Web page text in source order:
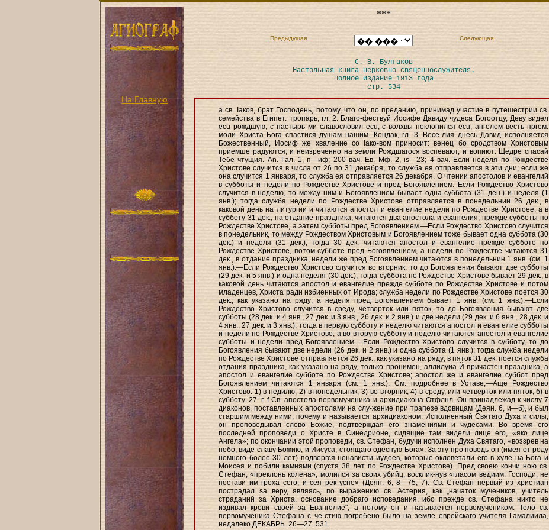
На Главную
***
Предыдущая Следующая
С. В. Булгаков
Настольная книга церковно-священнослужителя.
Полное издание 1913 года
стр. 534
а св. Іаков, брат Господень, потому, что он, по преданию, принимад участие в путешестрии св.
семейства в Египет. тропарь, гл. 2. Благо-фествуй Иосифе Давиду чудеса Богоотцу, Деву видел
ecu рождшую, с пастырь ми славословил ecu, с волхвы поклонился ecu, ангелом весть пргем:
моли Христа Бога спастися душам нашим. Кондак, гл. 3. Весе-лия днесь Давид исполняется
Божественный, Иосиф же хваление со Іако-вом приносит: венец бо сродством Христовым
приемше радуются, и неизреченно на земли Рождшагося воспевают, и вопиют: Щедре спасай
Тебе чтущия. An. Гал. 1, п—иф; 200 вач. Ев. Мф. 2, is—23; 4 вач. Если неделя по Рождестве
Христове случится в числа от 26 по 31 декабря, то служба ея отправляется в эти дни; если же
она случится 1 января, то служба ея отправляется 26 декабря. О чтении апостолов и евангелий
в субботы и недели по Рождестве Христове и пред Богоявлением. Если Рождество Христово
случится в неделю, то между ним и Богоявлением бывает одна суббота (31 ден.) и неделя (1
янв.); тогда служба недели по Рождестве Христове отправляется в понедельнии 26 дек., в
каковой день на литургии и читаются апостол и евангелие недели по Рождестве Христоее; а в
субботу 31 дек., на отдание праздника, читаются два апостола и евангелия, прежде субботы по
Рождестве Христове, a эатем субботы пред Богоявлением.—Если Рождество Христово случится
в понедельник, то между Рождеством Христовым и Богоявлением тоже бывает одна суббота (30
дек.) и неделя (31 дек.); тогда 30 дек. читаются апостол и евангелие прежде субботе по
Рождестве Христове, потом субботе пред Богоявлением, а недели по Рождестве читаются 31
дек., в отдание праздника, недели же пред Богоявлением читаются в понедельнин 1 янв. (см. 1
янв.).—Если Рождество Христово случится во вторник, то до Богоявления бывают две субботы
(29 дек. и 5 янв.) и одна неделя (30 дек.); тогда суббота по Рождестве Христове бывает 29 дек., в
каковой день читаются апостол и евангелие прежде субботе по Рождестве Христове и потом
младенцев, Христа ради избиенных от Ирода; служба недели по Рождестве Христове поется 30
дек., как указано на ряду; a неделя пред Богоявлением бывает 1 янв. (см. 1 янв.).—Если
Рождество Христово случится в среду, четверток или пяток, то до Богоявления бывают две
субботы (28 дек. и 4 янв., 27 дек. и 3 янв., 26 дек. и 2 янв.) и две недели (29 дек. и 6 янв., 28 дек. и
4 янв., 27 дек. и 3 янв.); тогда в первую субботу и неделю читаются апостол и евангелие субботы
и недели по Рождестве Христове, а во вторую субботу и неделю читаются апостол и евангелие
субботы и недели пред Богоявлением.—Если Рождество Христово случится в субботу, то до
Богоявления бывают две недели (26 дек. и 2 янв.) и одна суббота (1 янв.); тогда служба недели
по Рождестве Христове отправляется 26 дек., как указано на ряду; в пяток 31 дек. поется служба
отдания праздника, как указано на ряду, только пронимен, аллилуиа Й причастен праздника, а
апостол и евангелие субботе по Рождестве Христове; апостол же и евангелие суббот пред
Богоявлением читаются 1 января (см. 1 янв.). См. подробнее в Уставе,—Аще Рождество
Христово: 1) в недилю, 2) в понедельник, 3) во вторник, 4) в среду, или четверток или пяток, б) в
субботу. 27. г. f Св. апостола первомученика и архидиакона Отфлнл. Он принадлежад к числу 7
диаконов, поставленных апостолами на слу-жение при трапезе вдовицам (Деян. 6, и—б), и был
старшим между ними, почему и называется архидиаконом. Исполненный Святаго Духа и силы,
он проповедывал слово Божие, подтверждая его знамениями и чудесами. Во время его
последней проповеди о Христе в Синедрионе, сидящие там видели лице его, «яко лице
Ангела»; по окончании этой проповеди, св. Стефан, будучи исполнен Духа Святаго, «воззрев на
небо, виде славу Божию, и Иисуса, стоящаго одесную Бога». За эту про поведь он (имея от роду
немного более 30 лет) подвергся ненависти иудеев, которые оклеветали его в хуле на Бога и
Моисея и побили камнями (спустя 38 лет по Рождестве Христове). Пред своею кончи ною св.
Стефан, «преклонь колена», молился за своих убийц, восклик-нув «гласом ведиим: Господи, не
постави им греха сего; и сея рек успе» (Деян. 6, 8—75, 7). Св. Стефан первый из христиан
пострадал sa веру, являясь, по выражению св. Астерия, как „начаток мучеников, учитель
страданий за Христа, основание добраго исповедания, ибо прежде св. Стефана никто не
издивал крови своей за Евангелие", а потому он и называется первомучеником. Тело св.
первомученика Стефана с че-стию погребено было на земле еврейскаго учителя Гамалиила,
недалеко ДЕКАБРЬ. 26—27. 531